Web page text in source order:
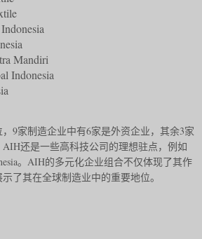
Mandiri
Indonesia
9家制造企业中有6家是外资企业，其余3家
还是一些高科技公司的理想驻点，例如
。AIH的多元化企业组合不仅体现了其作
了其在全球制造业中的重要地位。